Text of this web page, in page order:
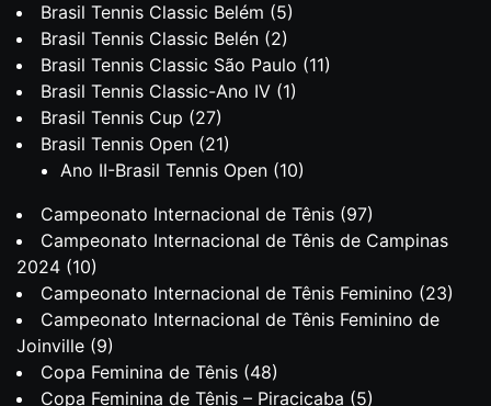
Brasil Tennis Classic Belém (5)
Brasil Tennis Classic Belén (2)
Brasil Tennis Classic São Paulo (11)
Brasil Tennis Classic-Ano IV (1)
Brasil Tennis Cup (27)
Brasil Tennis Open (21)
Ano II-Brasil Tennis Open (10)
Campeonato Internacional de Tênis (97)
Campeonato Internacional de Tênis de Campinas
2024 (10)
Campeonato Internacional de Tênis Feminino (23)
Campeonato Internacional de Tênis Feminino de
Joinville (9)
Copa Feminina de Tênis (48)
Copa Feminina de Tênis – Piracicaba (5)